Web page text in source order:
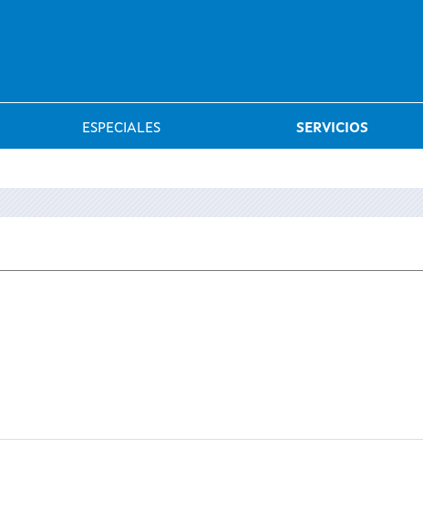
ESPECIALES SERVICIOS